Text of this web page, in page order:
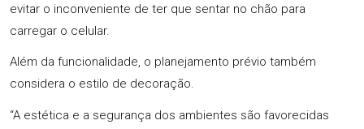
evitar o inconveniente de ter que sentar no chão para
carregar o celular.
Além da funcionalidade, o planejamento prévio também
considera o estilo de decoração.
“A estética e a segurança dos ambientes são favorecidas